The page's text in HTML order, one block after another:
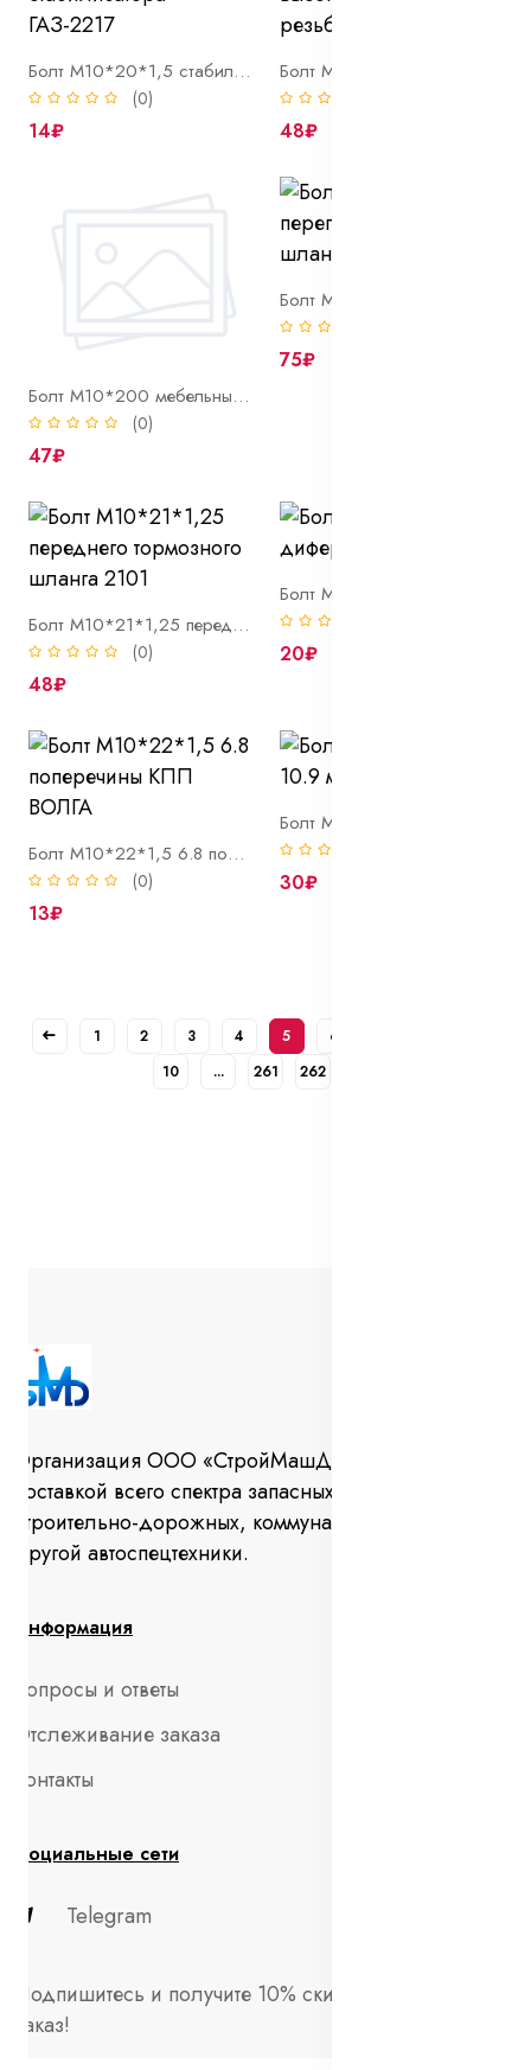
Болт М10*20*1,5 стабилизатора ГАЗ-2217
(0)
14₽ 48₽
Болт М10*200 мебельный DIN 603 оцинк
(0)
47₽
75₽
Болт М10*21*1,25 переднего тормозного шланга 2101
(0)
48₽
20₽
Болт М10*22*1,5 6.8 поперечины КПП ВОЛГА
(0)
13₽
30₽
1 2 3 4 5 6
10
... 261 262
Организация ООО «СтройМашДеталь» занимается
поставкой всего спектра запасных частей для
строительно-дорожных, коммунальных машин и
другой автоспецтехники.
Информация
Вопросы и ответы
Отслеживание заказа
Контакты
Социальные сети
Telegram
Подпишитесь и получите 10% скидки на первый
заказ!